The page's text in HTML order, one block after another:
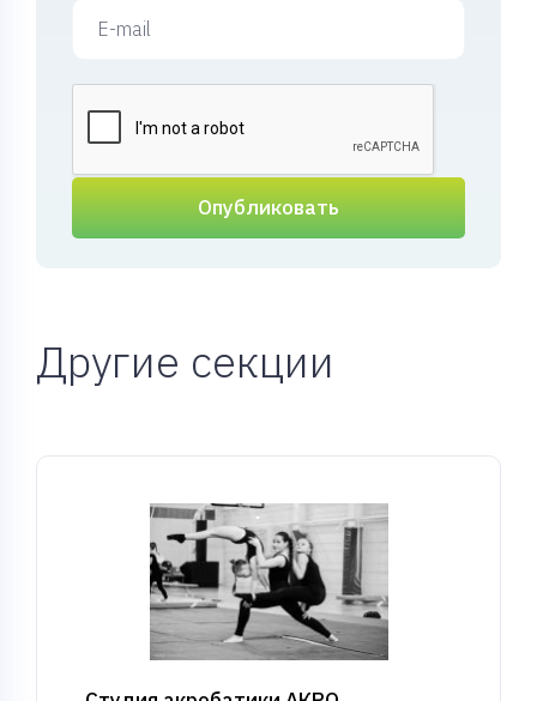
Опубликовать
Другие секции